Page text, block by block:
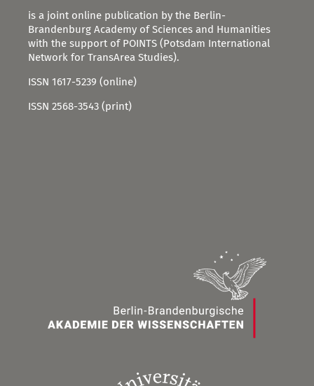
is a joint online publication by the Berlin-
Brandenburg Academy of Sciences and Humanities
with the support of POINTS (Potsdam International
Network for TransArea Studies).
ISSN 1617-5239 (online)
ISSN 2568-3543 (print)